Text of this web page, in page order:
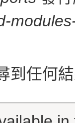
到任何